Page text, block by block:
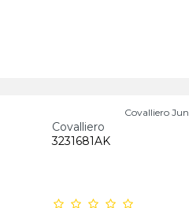
Covalliero
Covalliero
3231681AK